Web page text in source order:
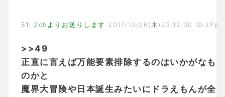
51 : 2chよりお送りします 2017/10/26(木)23:12:30 ID:zPp
>>49
正直に言えば万能要素排除するのはいかがなも
のかと
魔界大冒険や日本誕生みたいにドラえもんが全